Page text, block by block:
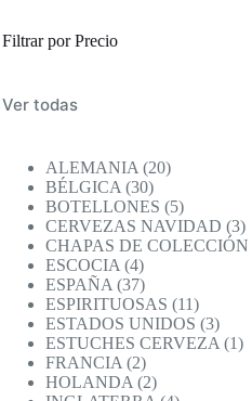
Filtrar por Precio
Ver todas
ALEMANIA 2020
BÉLGICA 3030
productos
BOTELLONES 55
productos
CERVEZAS NAVIDAD 33
CHAPAS DE COLECCIÓN
ESCOCIA 44
productos
ESPAÑA 3737
productos
ESPIRITUOSAS 1111
productos
ESTADOS UNIDOS 33
ESTUCHES CERVEZA 11
FRANCIA 22
productos
HOLANDA 22